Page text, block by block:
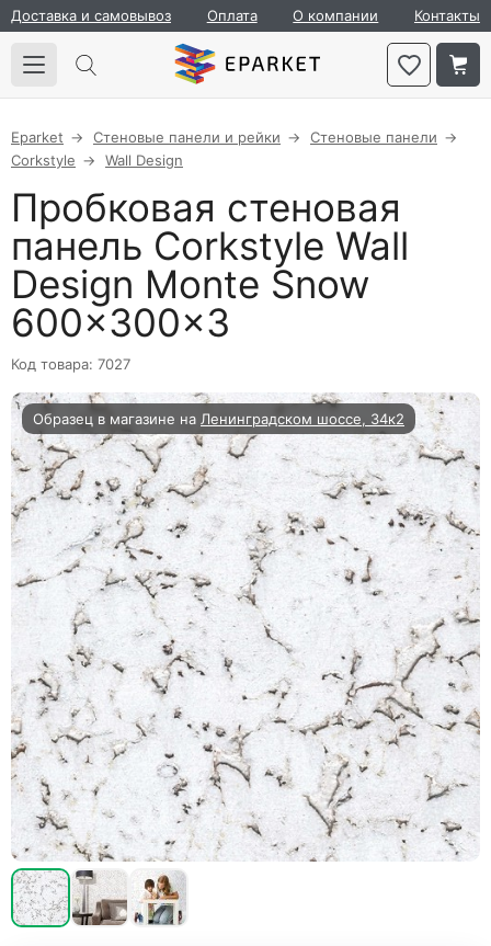
Доставка и самовывоз Оплата О компании Контакты
Eparket Стеновые панели и рейки
Стеновые панели
Corkstyle
Wall Design
Пробковая стеновая
панель Corkstyle Wall
Design Monte Snow
600×300×3
Код товара: 7027
Образец в магазине на Ленинградском шоссе, 34к2